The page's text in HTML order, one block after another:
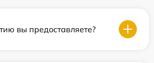
вы предоставляете?